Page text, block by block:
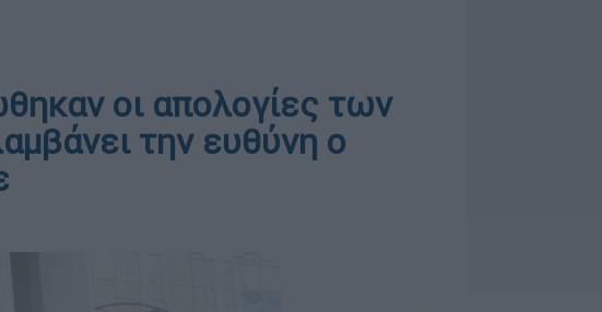
οι απολογίες των
την ευθύνη ο